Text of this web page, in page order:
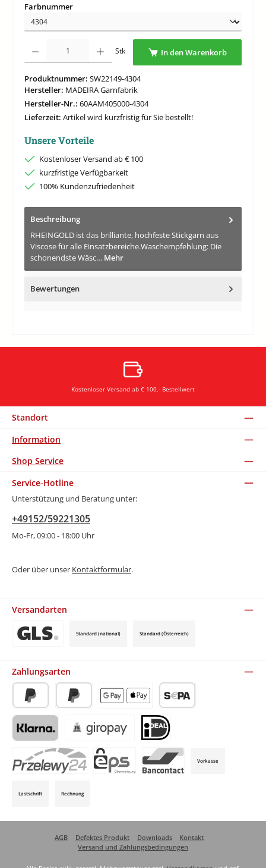
Farbnummerauswählen
Produkt Anzahl: Gib den gewünschten Wert ein oder benutze die Schaltflächen um
Stk In den Warenkorb
Produktnummer: SW22149-4304
Hersteller: MADEIRA Garnfabrik
Hersteller-Nr.: 60AAM405000-4304
Lieferzeit: Artikel wird kurzfristig für Sie bestellt!
Unsere Vorteile
Kostenloser Versand ab € 100
kurzfristige Verfügbarkeit
100% Kundenzufriedenheit
Beschreibung
RHEINGOLD ist das brilliante, hochfeste Stickgarn aus
Viscose für alle Einsatzbereiche.Waschempfehlung: Die
schonendste Wäsc… Mehr
Bewertungen
Kostenloser Versand ab € 100,- Bestellwert
Standort
Information
Shop Service
Service-Hotline
Unterstützung und Beratung unter:
+49152/59221305
Mo-Fr, 09:00 - 18:00 Uhr
Oder über unser Kontaktformular.
Versandarten
Standard (national) Standard (Österreich)
Zahlungsarten
PayPal Später BezahlenApple Pay / Google Pay (via Stripe)
SEPA-Lastschrift (via Stripe)
Klarna (via Stripe)Giropay (via Stripe) iDeal (via Stripe)
Vorkasse
Lastschrift Rechnung
AGB Defektes Produkt Downloads
Kontakt
Versand und Zahlungsbedingungen